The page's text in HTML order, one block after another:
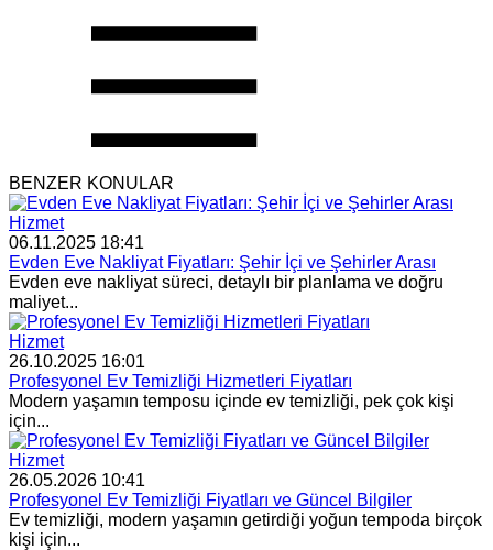
BENZER KONULAR
Hizmet
06.11.2025 18:41
Evden Eve Nakliyat Fiyatları: Şehir İçi ve Şehirler Arası
Evden eve nakliyat süreci, detaylı bir planlama ve doğru
maliyet...
Hizmet
26.10.2025 16:01
Profesyonel Ev Temizliği Hizmetleri Fiyatları
Modern yaşamın temposu içinde ev temizliği, pek çok kişi
için...
Hizmet
26.05.2026 10:41
Profesyonel Ev Temizliği Fiyatları ve Güncel Bilgiler
Ev temizliği, modern yaşamın getirdiği yoğun tempoda birçok
kişi için...